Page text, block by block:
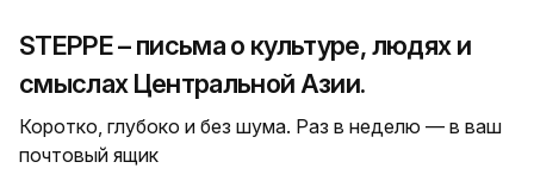
STEPPE – письма о культуре, людях и
смыслах Центральной Азии.
Коротко, глубоко и без шума. Раз в неделю — в ваш
почтовый ящик